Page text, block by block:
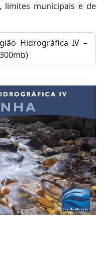
municipais e de
Hidrográfica IV –